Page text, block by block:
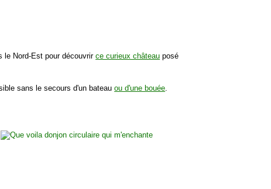
le Nord-Est pour découvrirce curieux château posé
sans le secours d'un bateauou d'une bouée